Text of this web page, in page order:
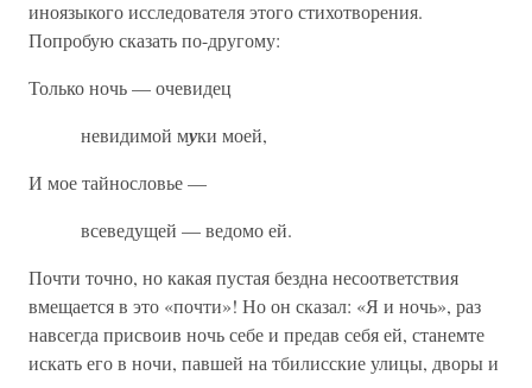
иноязыкого исследователя этого стихотворения.
Попробую сказать по-другому:
Только ночь — очевидец
невидимой муки моей,
И мое тайнословье —
всеведущей — ведомо ей.
Почти точно, но какая пустая бездна несоответствия
вмещается в это «почти»! Но он сказал: «Я и ночь», раз
навсегда присвоив ночь себе и предав себя ей, станемте
искать его в ночи, павшей на тбилисские улицы, дворы и